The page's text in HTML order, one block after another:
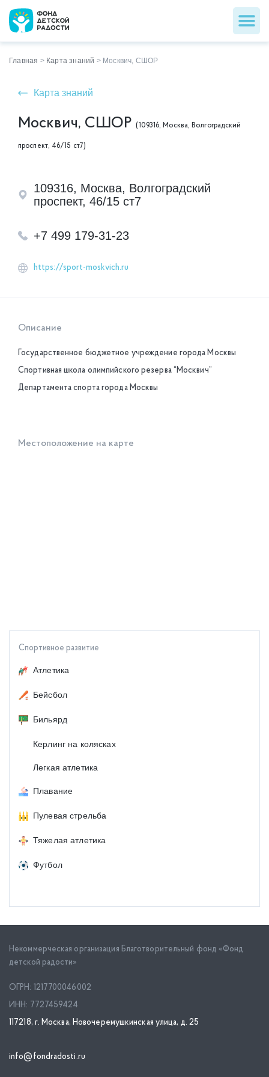
Главная > Карта знаний > Москвич, СШОР
Карта знаний
Москвич, СШОР(109316, Москва, Волгоградский
проспект, 46/15 ст7)
109316, Москва, Волгоградский
проспект, 46/15 ст7
+7 499 179-31-23
https://sport-moskvich.ru
Описание
Государственное бюджетное учреждение города Москвы
Спортивная школа олимпийского резерва “Москвич”
Департамента спорта города Москвы
Местоположение на карте
Спортивное развитие
Атлетика
Бейсбол
Бильярд
Керлинг на колясках
Легкая атлетика
Плавание
Пулевая стрельба
Тяжелая атлетика
Футбол
Некоммерческая организация Благотворительный фонд «Фонд
детской радости»
ОГРН: 1217700046002
ИНН: 7727459424
117218, г. Москва, Новочеремушкинская улица, д. 25
info@fondradosti.ru